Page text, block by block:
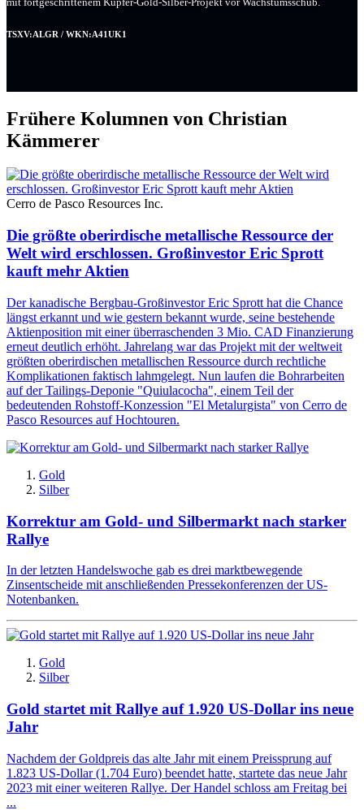
TSXV:ALGR / WKN:A41UK1
Frühere Kolumnen von Christian
Kämmerer
Cerro de Pasco Resources Inc.
Die größte oberirdische metallische Ressource der
Welt wird erschlossen. Großinvestor Eric Sprott
kauft mehr Aktien
Der kanadische Bergbau-Großinvestor Eric Sprott hat die Chance
längst erkannt und wie gestern bekannt wurde, seine bestehende
Aktienposition mit einer überraschenden 3 Mio. CAD Finanzierung
erneut deutlich erhöht. Jahrelang war das Projekt mit der weltweit
größten oberirdischen metallischen Ressource durch rechtliche
Komplikationen faktisch lahmgelegt. Nun laufen die Bohrarbeiten
auf der Tailings-Deponie "Quiulacocha", einem Teil der
bedeutenden Rohstoff-Konzession "El Metalurgista" von Cerro de
Pasco Resources auf Hochtouren.
Gold
Silber
Korrektur am Gold- und Silbermarkt nach starker
Rallye
In der letzten Handelswoche gab es drei marktbewegende
Zinsentscheide mit anschließenden Pressekonferenzen der US-
Notenbanken.
Gold
Silber
Gold startet mit Rallye auf 1.920 US-Dollar ins neue
Jahr
Nachdem der Goldpreis das alte Jahr mit einem Preissprung auf
1.823 US-Dollar (1.704 Euro) beendet hatte, startete das neue Jahr
2023 mit einer weiteren Rallye. Der Handel schloss am Freitag bei
...